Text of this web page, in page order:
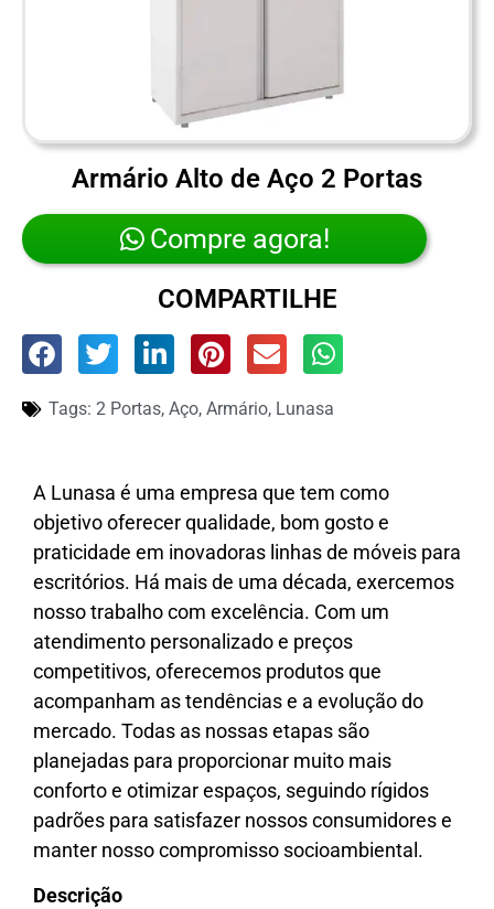
Armário Alto de Aço 2 Portas
Compre agora!
COMPARTILHE
Tags: 2 Portas, Aço, Armário, Lunasa
A Lunasa é uma empresa que tem como
objetivo oferecer qualidade, bom gosto e
praticidade em inovadoras linhas de móveis para
escritórios. Há mais de uma década, exercemos
nosso trabalho com excelência. Com um
atendimento personalizado e preços
competitivos, oferecemos produtos que
acompanham as tendências e a evolução do
mercado. Todas as nossas etapas são
planejadas para proporcionar muito mais
conforto e otimizar espaços, seguindo rígidos
padrões para satisfazer nossos consumidores e
manter nosso compromisso socioambiental.
Descrição